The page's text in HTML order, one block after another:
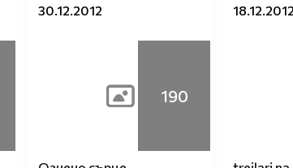
30.12.2012
18.12.2012
190